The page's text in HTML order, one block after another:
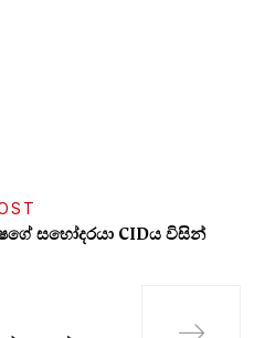
සහෝදරයා CIDය විසින්